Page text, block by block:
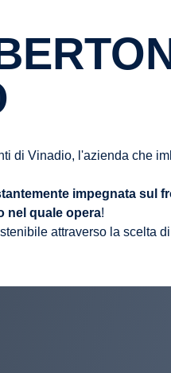
di Vinadio, l'azienda che
impegnata sul
nel quale opera!
attraverso la scelta